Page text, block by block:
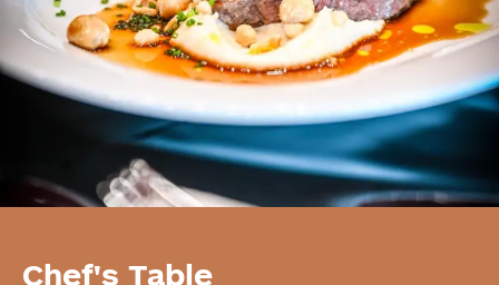
Chef's Table